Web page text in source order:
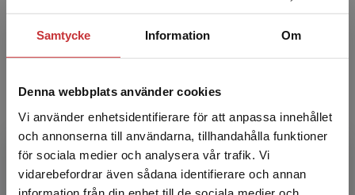
Samtycke Information Om
Denna webbplats använder cookies
Vi använder enhetsidentifierare för att anpassa innehållet
och annonserna till användarna, tillhandahålla funktioner
för sociala medier och analysera vår trafik. Vi
vidarebefordrar även sådana identifierare och annan
Begränsad fraktregion
Tanya McCance
Nursing & Health Research, Ulster University,